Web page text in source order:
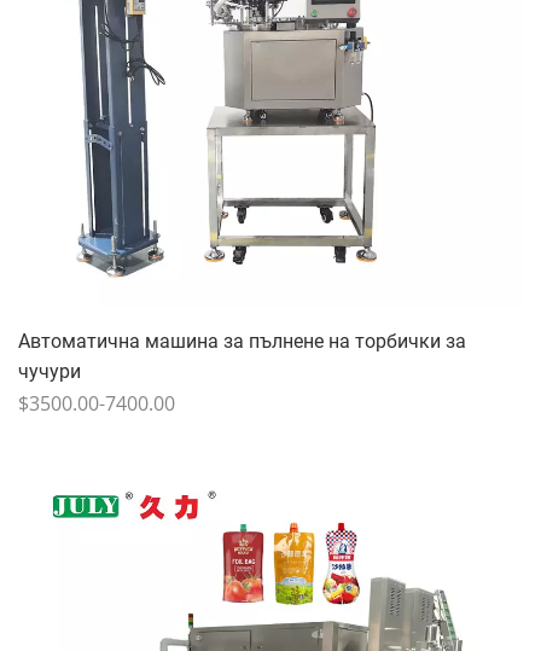
Автоматична машина за пълнене на торбички за
чучури
$3500.00-7400.00